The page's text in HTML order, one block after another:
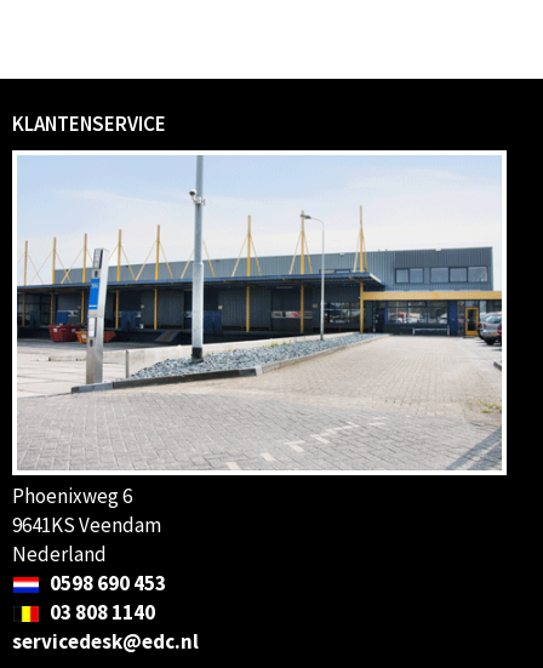
KLANTENSERVICE
Phoenixweg 6
9641KS Veendam
Nederland
0598 690 453
03 808 1140
servicedesk@edc.nl